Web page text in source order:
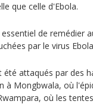
que celle d'Ebola.
de remédier
par le virus
attaqués par des
à Mongbwala, où
où les